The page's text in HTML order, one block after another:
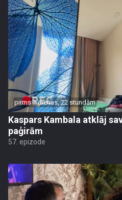
pirms 1 dienas, 22 stundām
Kaspars Kambala atklāj
paģirām
57. epizode